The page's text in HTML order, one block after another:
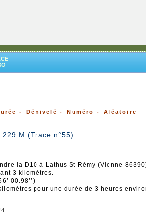
- Dénivelé - Numéro - Aléatoire
M (Trace n°55)
la D10 à Lathus St Rémy (Vienne-
3 kilomètres.
00.98’’)
pour une durée de 3 heures